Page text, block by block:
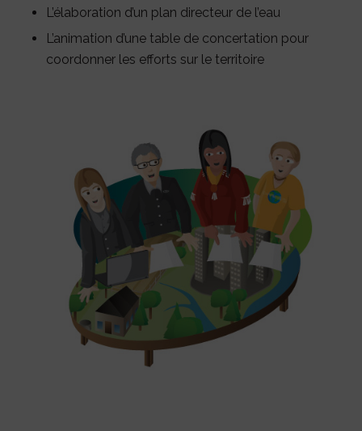
L’élaboration d’un plan directeur de l’eau
L’animation d’une table de concertation pour
coordonner les efforts sur le territoire